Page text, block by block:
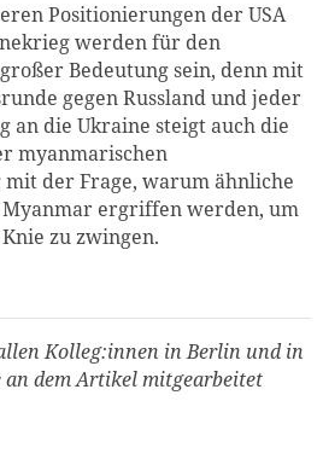
Positionierungen der USA
werden für den
Bedeutung sein, denn mit
gegen Russland und jeder
an die Ukraine steigt auch die
myanmarischen
der Frage, warum ähnliche
ergriffen werden, um
zu zwingen.
Kolleg:innen in Berlin und in
an dem Artikel mitgearbeitet